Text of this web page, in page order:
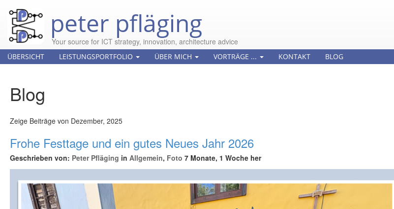
peter pfläging
Your source for ICT strategy, innovation, architecture advice
ÜBERSICHT LEISTUNGSPORTFOLIO ÜBER MICH VORTRÄGE ... KONTAKT BLOG
Blog
Zeige Beiträge von Dezember, 2025
Frohe Festtage und ein gutes Neues Jahr 2026
Geschrieben von: Peter Pfläging in Allgemein, Foto 7 Monate, 1 Woche her